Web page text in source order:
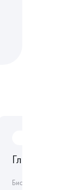
Глюкоза в
Биоматериал: